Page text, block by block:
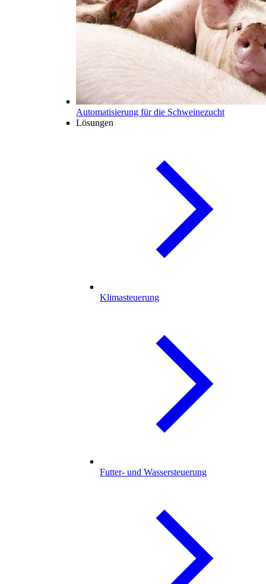
Automatisierung für die Schweinezucht
Lösungen
Klimasteuerung
Futter- und Wassersteuerung